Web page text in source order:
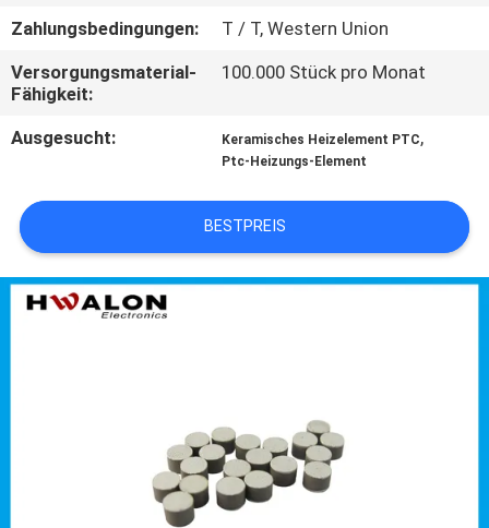
NEUIGKEITEN
ANGEBOT
ANFORDERN
SITEMAP
DATENSCHUTZRICHTLINIE
Zahlungsbedingungen:
T / T, Western Union
Versorgungsmaterial-
Fähigkeit:
100.000 Stück pro Monat
Ausgesucht: Keramisches Heizelement PTC,
Ptc-Heizungs-Element
BESTPREIS